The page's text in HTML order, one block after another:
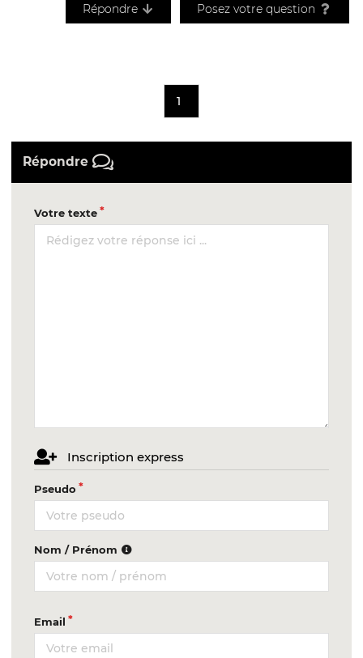
Répondre Posez votre question
1
Répondre
Votre texte
Inscription express
Pseudo
Nom / Prénom
Email